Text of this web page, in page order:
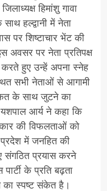
हिमांशु गावा
हल्द्वानी में नेता
पर शिष्टाचार भेंट की
अवसर पर नेता प्रतिपक्ष
करते हुए उन्हें अपना स्नेह
सभी नेताओं से आगामी
के साथ जुटने का
यशपाल आर्य ने कहा कि
की विफलताओं को
में जनहित की
संगठित प्रयास करने
के प्रति बढ़ता
का स्पष्ट संकेत है।